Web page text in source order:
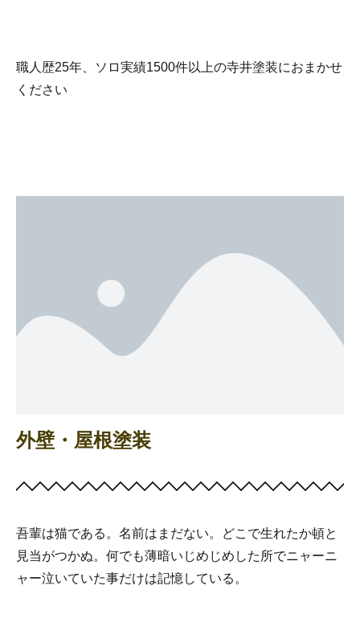
職人歴25年、ソロ実績1500件以上の寺井塗装におまかせ
ください
外壁・屋根塗装
吾輩は猫である。名前はまだない。どこで生れたか頓と
見当がつかぬ。何でも薄暗いじめじめした所でニャーニ
ャー泣いていた事だけは記憶している。